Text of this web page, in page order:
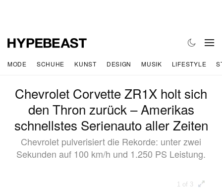
MODE SCHUHE KUNST DESIGN MUSIK LIFESTYLE
Chevrolet Corvette ZR1X holt sich
den Thron zurück – Amerikas
schnellstes Serienauto aller Zeiten
Chevrolet pulverisiert die Rekorde: unter zwei
Sekunden auf 100 km/h und 1.250 PS Leistung.
1 of 3